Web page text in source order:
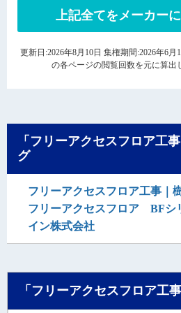
上記全てをメーカー
更新日:2026年8月10日 集権期間:2026年6
の各ページの閲覧回数を元に算出
「フリーアクセスフロア工
グ
フリーアクセスフロア工事｜
フリーアクセスフロア BFシ
イン株式会社
「フリーアクセスフロア工